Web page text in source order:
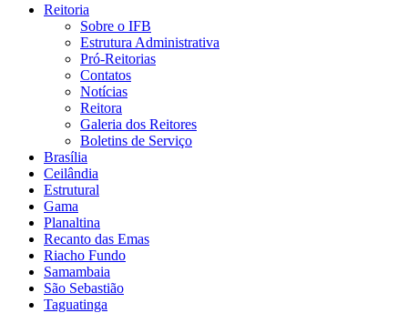
Reitoria
Sobre o IFB
Estrutura Administrativa
Pró-Reitorias
Contatos
Notícias
Reitora
Galeria dos Reitores
Boletins de Serviço
Brasília
Ceilândia
Estrutural
Gama
Planaltina
Recanto das Emas
Riacho Fundo
Samambaia
São Sebastião
Taguatinga